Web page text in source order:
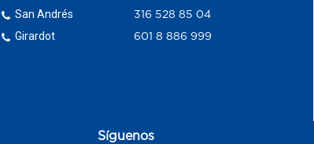
San Andrés
Girardot
316 528 85 04
601 8 886 999
Síguenos